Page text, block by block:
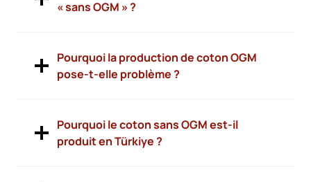
« sans OGM » ?
Pourquoi la production de coton OGM
pose-t-elle problème ?
Pourquoi le coton sans OGM est-il
produit en Türkiye ?